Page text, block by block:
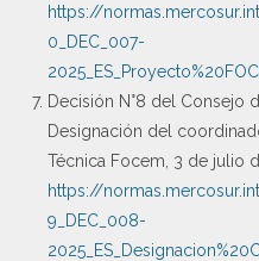
https://
0_DEC_007-
Decisión N°8 del Consejo
Designación del
Técnica Focem, 3 de julio
https://
9_DEC_008-